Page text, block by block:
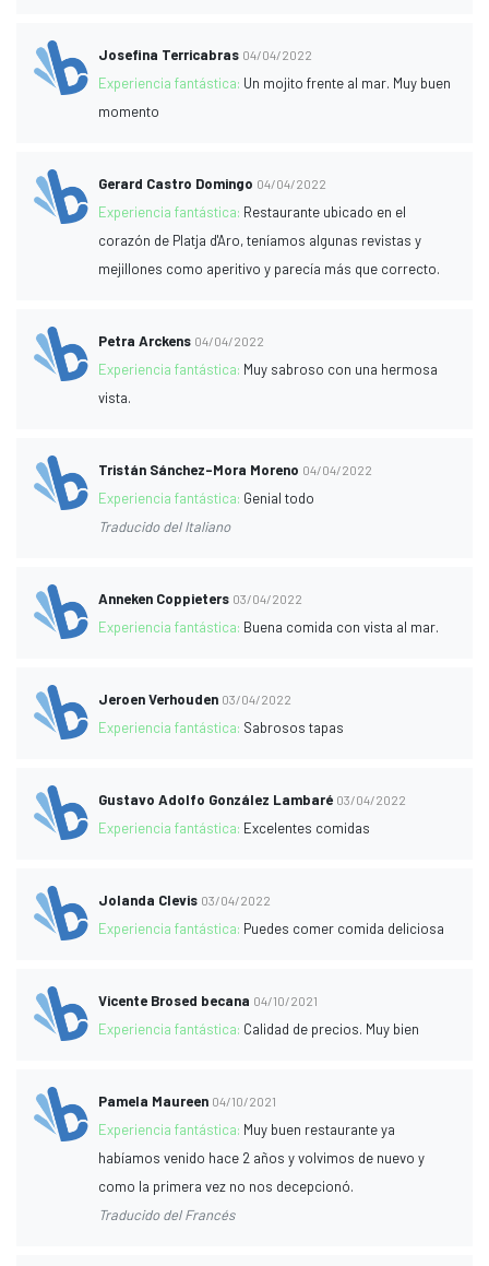
Josefina Terricabras 04/04/2022
Experiencia fantástica: Un mojito frente al mar. Muy buen
momento
Gerard Castro Domingo 04/04/2022
Experiencia fantástica: Restaurante ubicado en el
corazón de Platja d'Aro, teníamos algunas revistas y
mejillones como aperitivo y parecía más que correcto.
Petra Arckens 04/04/2022
Experiencia fantástica: Muy sabroso con una hermosa
vista.
Tristán Sánchez-Mora Moreno 04/04/2022
Experiencia fantástica: Genial todo
Traducido del Italiano
Anneken Coppieters 03/04/2022
Experiencia fantástica: Buena comida con vista al mar.
Jeroen Verhouden 03/04/2022
Experiencia fantástica: Sabrosos tapas
Gustavo Adolfo González Lambaré 03/04/2022
Experiencia fantástica: Excelentes comidas
Jolanda Clevis 03/04/2022
Experiencia fantástica: Puedes comer comida deliciosa
Vicente Brosed becana 04/10/2021
Experiencia fantástica: Calidad de precios. Muy bien
Pamela Maureen 04/10/2021
Experiencia fantástica: Muy buen restaurante ya
habíamos venido hace 2 años y volvimos de nuevo y
como la primera vez no nos decepcionó.
Traducido del Francés